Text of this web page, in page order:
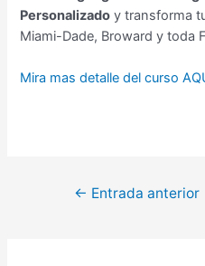
Personalizado y transforma
Miami-Dade, Broward y toda
Mira mas detalle del curso
← Entrada anterior